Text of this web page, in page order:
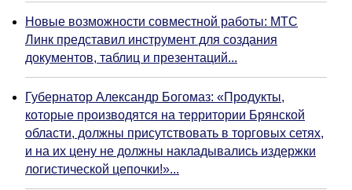
Новые возможности совместной работы: МТС
Линк представил инструмент для создания
документов, таблиц и презентаций...
Губернатор Александр Богомаз: «Продукты,
которые производятся на территории Брянской
области, должны присутствовать в торговых сетях,
и на их цену не должны накладывались издержки
логистической цепочки!»...